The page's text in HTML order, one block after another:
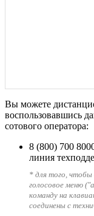
Вы можете
воспользовавшись
сотового оператора:
8 (800) 700
линия
* для того, чтобы
голосовое меню
команду на
соединены с